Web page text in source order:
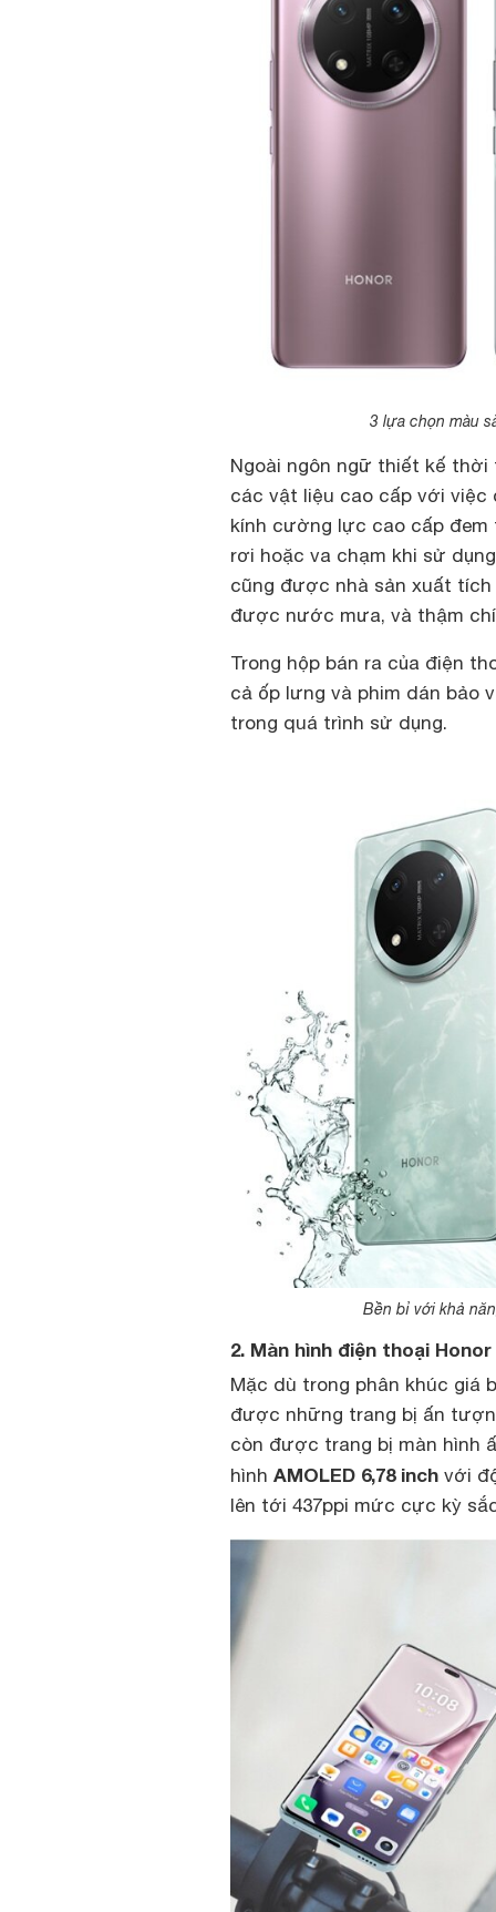
3 lựa chọn màu
Ngoài ngôn ngữ thiết kế
các vật liệu cao cấp với
kính cường lực cao cấp
rơi hoặc va chạm khi sử
cũng được nhà sản xuất tích
được nước mưa, và thậm
Trong hộp bán ra của điện
cả ốp lưng và phim dán bảo
trong quá trình sử dụng.
Bền bỉ với khả
2. Màn hình điện thoại
Mặc dù trong phân khúc giá
được những trang bị ấn
còn được trang bị màn hình
hình AMOLED 6,78 inch với
lên tới 437ppi mức cực kỳ